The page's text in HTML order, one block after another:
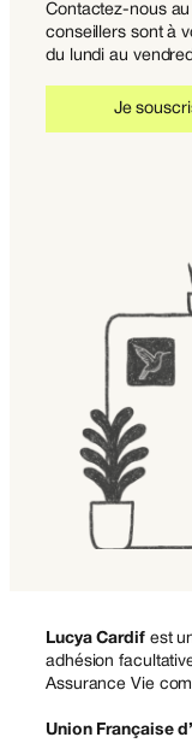
Contactez-nous
conseillers sont à
du lundi au
Je
Lucya Cardifest
adhésion
Assurance Vie
Union Française